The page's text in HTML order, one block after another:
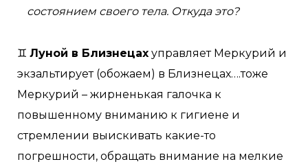
состоянием своего тела. Откуда это?
♊️ Луной в Близнецах управляет Меркурий и
экзальтирует (обожаем) в Близнецах….тоже
Меркурий – жирненькая галочка к
повышенному вниманию к гигиене и
стремлении выискивать какие-то
погрешности, обращать внимание на мелкие